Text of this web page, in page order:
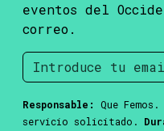
eventos del
correo.
Responsable: Que Femos.
servicio solicitado.